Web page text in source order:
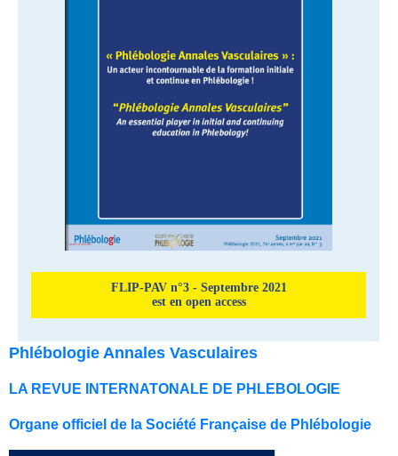
FLIP-PAV n°3 - Septembre 2021
est en open access
Phlébologie Annales Vasculaires
LA REVUE INTERNATONALE DE PHLEBOLOGIE
Organe officiel de la Société Française de Phlébologie